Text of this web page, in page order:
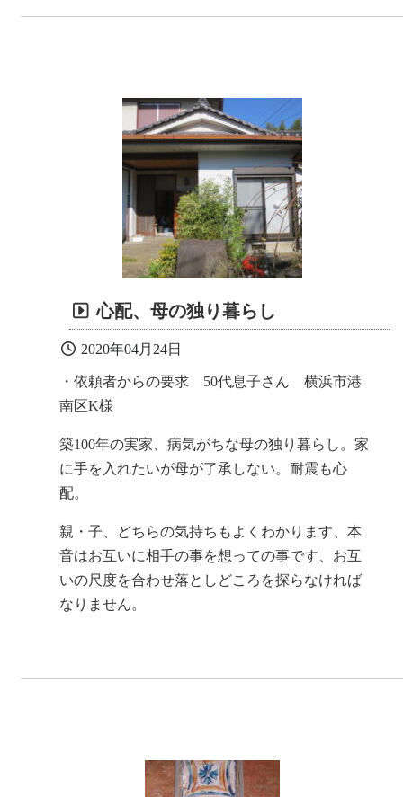
心配、母の独り暮らし
2020年04月24日
・依頼者からの要求 50代息子さん 横浜市港
南区K様
築100年の実家、病気がちな母の独り暮らし。家
に手を入れたいが母が了承しない。耐震も心
配。
親・子、どちらの気持ちもよくわかります、本
音はお互いに相手の事を想っての事です、お互
いの尺度を合わせ落としどころを探らなければ
なりません。